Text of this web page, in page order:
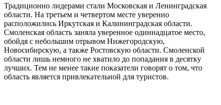
Традиционно лидерами стали Московская и Ленинградская
области. На третьем и четвертом месте уверенно
расположились Иркутская и Калининградская области.
Смоленская область заняла уверенное одиннадцатое место,
обойдя с небольшим отрывом Нижегородскую,
Новосибирскую, а также Ростовскую области. Смоленской
области лишь немного не хватило до попадания в десятку
лучших. Тем не менее такие показатели говорят о том, что
область является привлекательной для туристов.